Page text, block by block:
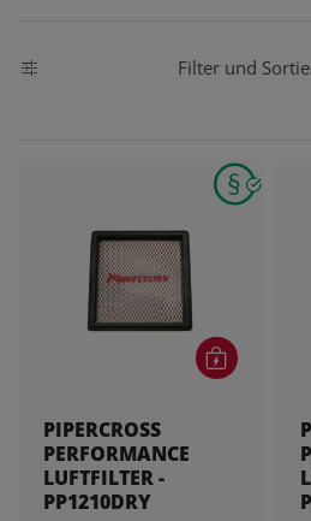
Filter und
PIPERCROSS
PERFORMANCE
LUFTFILTER -
PP1210DRY